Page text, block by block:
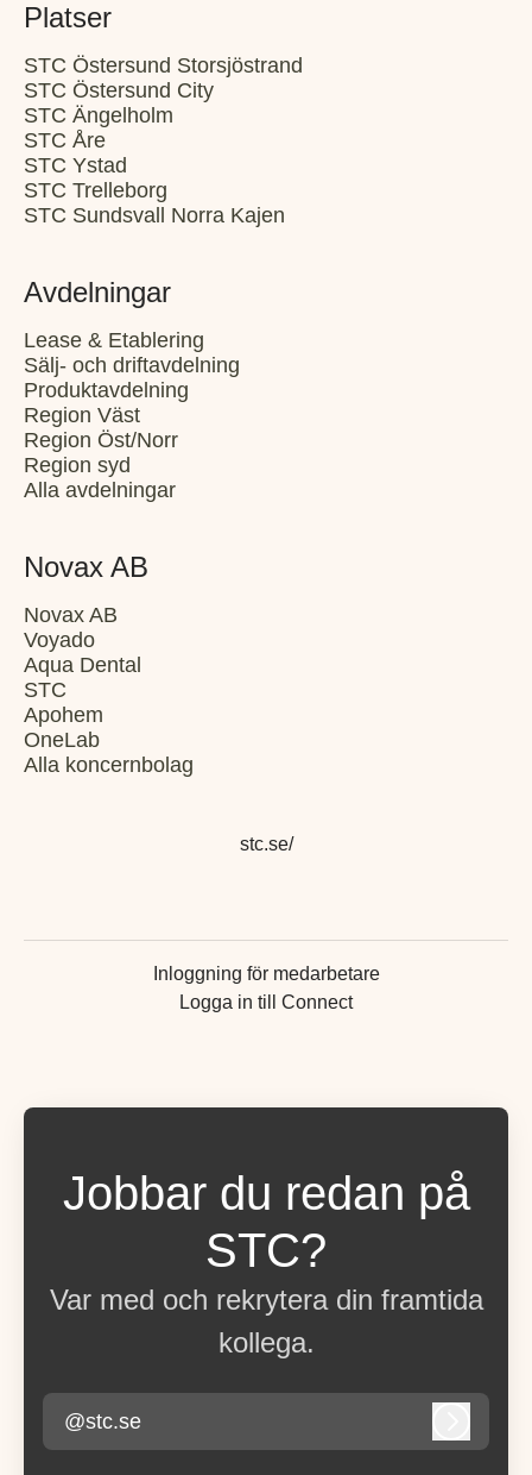
Platser
STC Östersund Storsjöstrand
STC Östersund City
STC Ängelholm
STC Åre
STC Ystad
STC Trelleborg
STC Sundsvall Norra Kajen
Avdelningar
Lease & Etablering
Sälj- och driftavdelning
Produktavdelning
Region Väst
Region Öst/Norr
Region syd
Alla avdelningar
Novax AB
Novax AB
Voyado
Aqua Dental
STC
Apohem
OneLab
Alla koncernbolag
stc.se/
Inloggning för medarbetare
Logga in till Connect
Jobbar du redan på
STC?
Var med och rekrytera din framtida
kollega.
@stc.se